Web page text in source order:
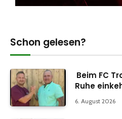
Schon gelesen?
Beim FC
Ruhe
6. August 2026